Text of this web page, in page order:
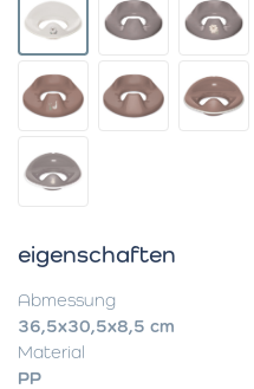
eigenschaften
Abmessung
36,5x30,5x8,5 cm
Material
PP